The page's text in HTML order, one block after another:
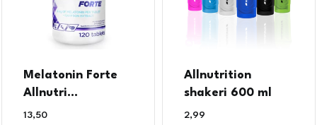
Melatonin Forte
Allnutri...
13,50
Allnutrition
shakeri 600 ml
2,99